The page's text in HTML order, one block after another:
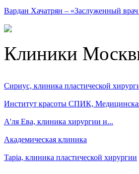
Вардан Хачатрян – «Заслуженный
Клиники
Сириус, клиника пластической
Институт красоты СПИК,
А'ля Ева, клиника хирургии и...
Академическая клиника
Tapia, клиника пластической хирургии